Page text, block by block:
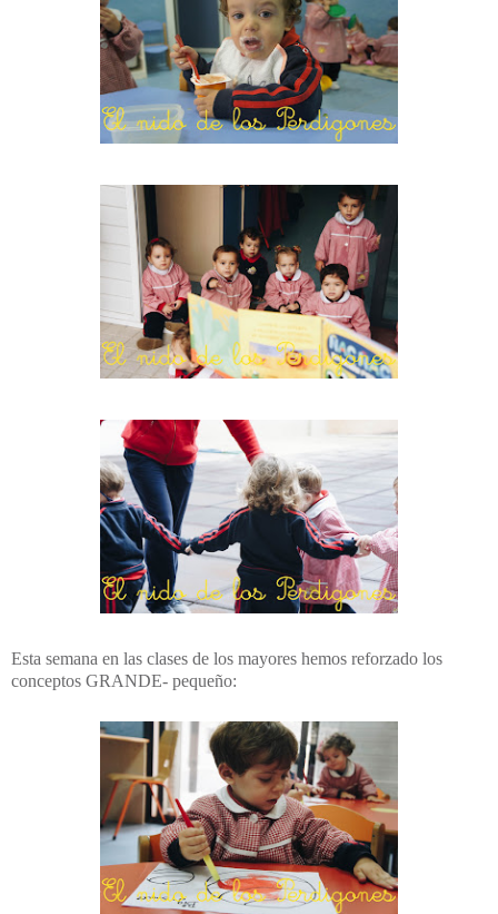
Esta semana en las clases de los mayores hemos reforzado los
conceptos GRANDE- pequeño: